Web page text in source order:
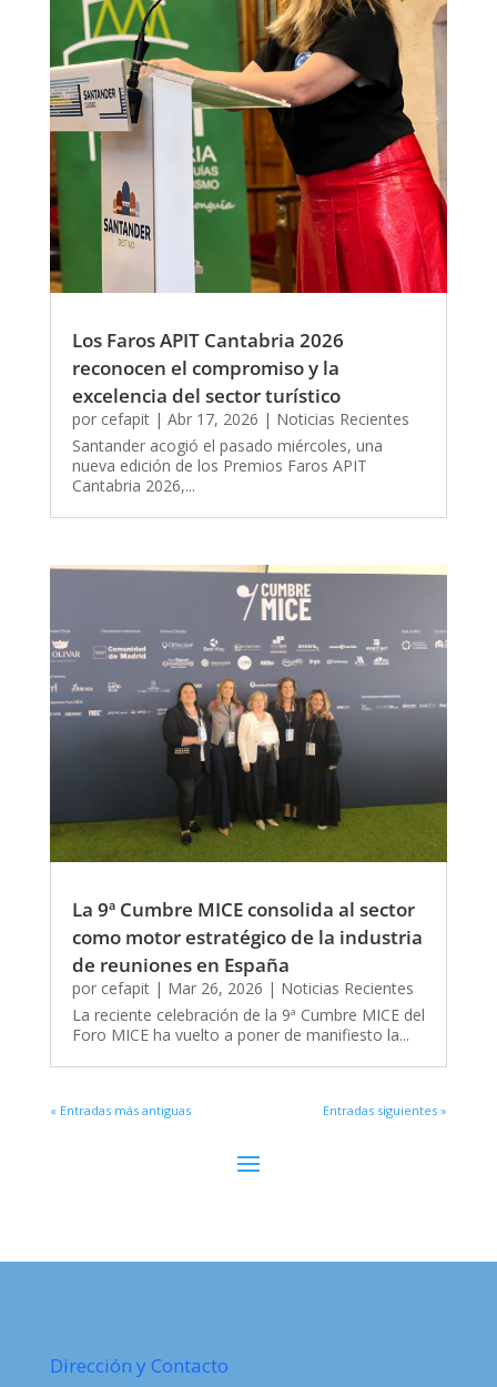
Los Faros APIT Cantabria 2026
reconocen el compromiso y la
excelencia del sector turístico
por cefapit| Abr 17, 2026 | Noticias Recientes
Santander acogió el pasado miércoles, una
nueva edición de los Premios Faros APIT
Cantabria 2026,...
La 9ª Cumbre MICE consolida al sector
como motor estratégico de la industria
de reuniones en España
por cefapit| Mar 26, 2026 | Noticias Recientes
La reciente celebración de la 9ª Cumbre MICE del
Foro MICE ha vuelto a poner de manifiesto la...
« Entradas más antiguas Entradas siguientes »
Dirección y Contacto